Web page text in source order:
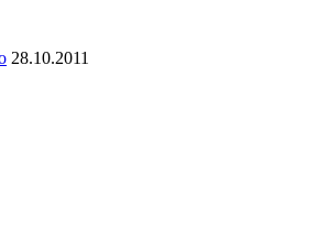
28.10.2011